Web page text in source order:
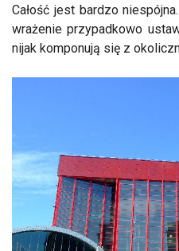
Całość jest bardzo
wrażenie przypadkowo
nijak komponują się z